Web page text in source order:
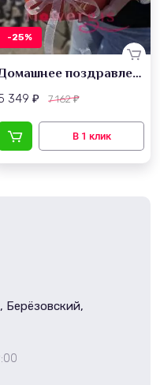
-25%
Домашнее поздравление
349 ₽ 7 162₽
Берёзовский,